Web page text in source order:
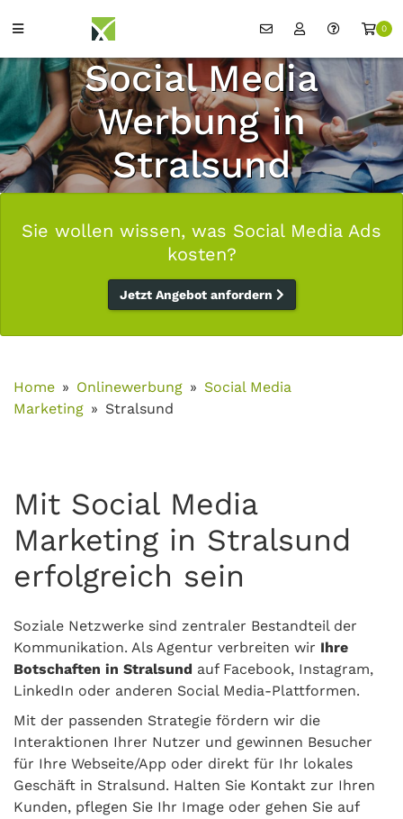
0
Social Media
Werbung in
Stralsund
Sie wollen wissen, was Social Media Ads
kosten?
Jetzt Angebot anfordern
Home Onlinewerbung
Social Media
Marketing
Stralsund
Mit Social Media
Marketing in Stralsund
erfolgreich sein
Soziale Netzwerke sind zentraler Bestandteil der
Kommunikation. Als Agentur verbreiten wir Ihre
Botschaften in Stralsund auf Facebook, Instagram,
LinkedIn oder anderen Social Media-Plattformen.
Mit der passenden Strategie fördern wir die
Interaktionen Ihrer Nutzer und gewinnen Besucher
für Ihre Webseite/App oder direkt für Ihr lokales
Geschäft in Stralsund. Halten Sie Kontakt zur Ihren
Kunden, pflegen Sie Ihr Image oder gehen Sie auf